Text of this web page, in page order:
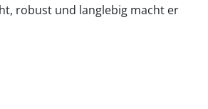
robust und langlebig macht er